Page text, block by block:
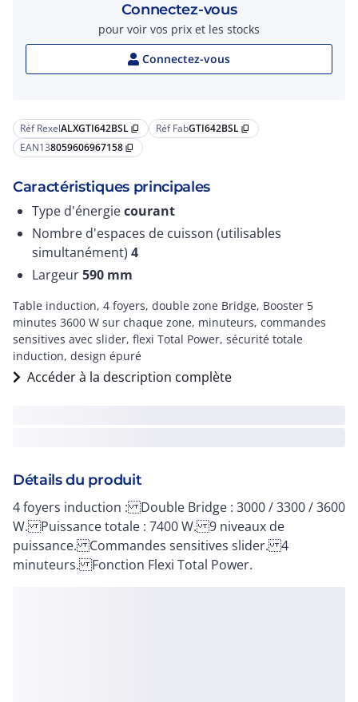
Réf RexelALXGTI642BSL content_copy Réf FabGTI642BSL content_copy
EAN138059606967158 content_copy
Caractéristiques principales
Type d'énergiecourant
Nombre d'espaces de cuisson (utilisables
simultanément) 4
Largeur590 mm
Table induction, 4 foyers, double zone Bridge, Booster 5
minutes 3600 W sur chaque zone, minuteurs, commandes
sensitives avec slider, flexi Total Power, sécurité totale
induction, design épuré
Accéder à la description complète
Détails du produit
4 foyers induction : Double Bridge : 3000 / 3300 / 3600
W. Puissance totale : 7400 W. 9 niveaux de
puissance. Commandes sensitives slider. 4
minuteurs. Fonction Flexi Total Power.
Connectez-vous
pour voir vos prix et les stocks
Connectez-vous